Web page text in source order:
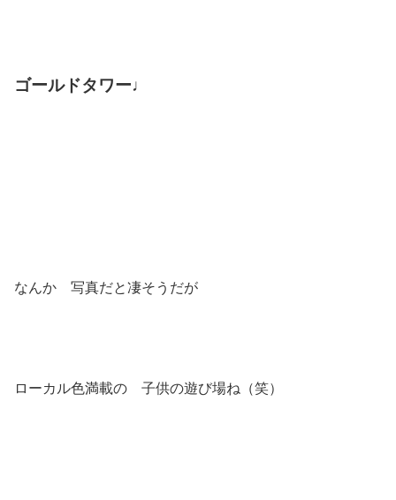
ゴールドタワー♩
なんか 写真だと凄そうだが
ローカル色満載の 子供の遊び場ね（笑）